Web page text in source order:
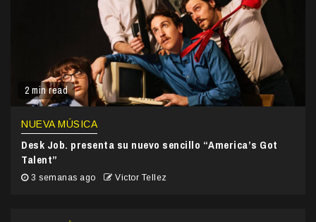
2 min read
NUEVA MÚSICA
Desk Job. presenta su nuevo sencillo “America’s Got
Talent”
3 semanas ago Victor Tellez